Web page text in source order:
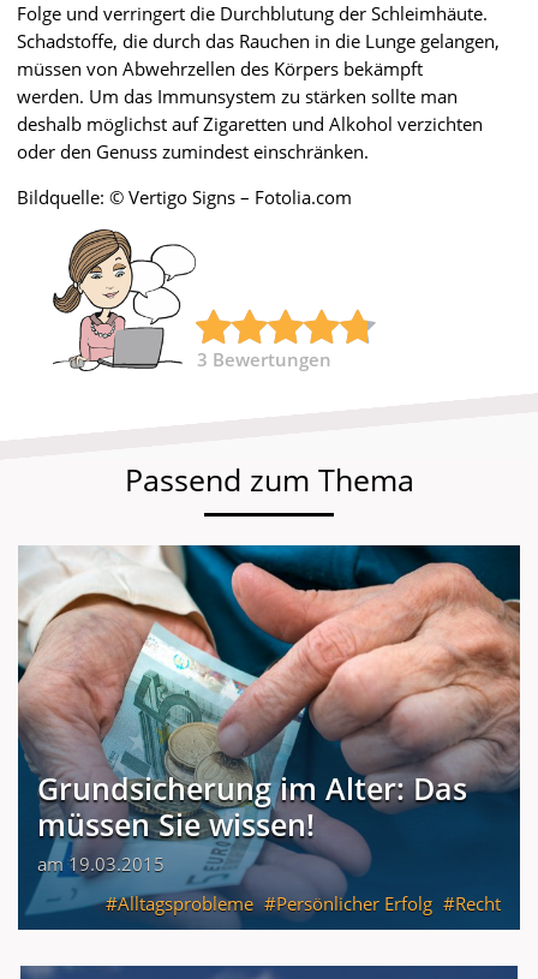
Folge und verringert die Durchblutung der Schleimhäute.
Schadstoffe, die durch das Rauchen in die Lunge gelangen,
müssen von Abwehrzellen des Körpers bekämpft
werden. Um das Immunsystem zu stärken sollte man
deshalb möglichst auf Zigaretten und Alkohol verzichten
oder den Genuss zumindest einschränken.
Bildquelle: © Vertigo Signs – Fotolia.com
3 Bewertungen
Passend zum Thema
Grundsicherung im Alter: Das
müssen Sie wissen!
am 19.03.2015
Alltagsprobleme
Persönlicher Erfolg Recht